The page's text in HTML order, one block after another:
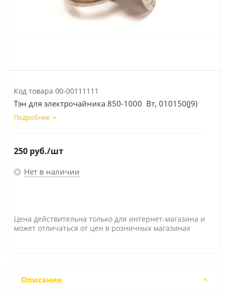
Код товара 00-00111111
Тэн для электрочайника 850-1000 Вт, 010150(J9)
Подробнее
250 руб./шт
Нет в наличии
Цена действительна только для интернет-магазина и
может отличаться от цен в розничных магазинах
Описание